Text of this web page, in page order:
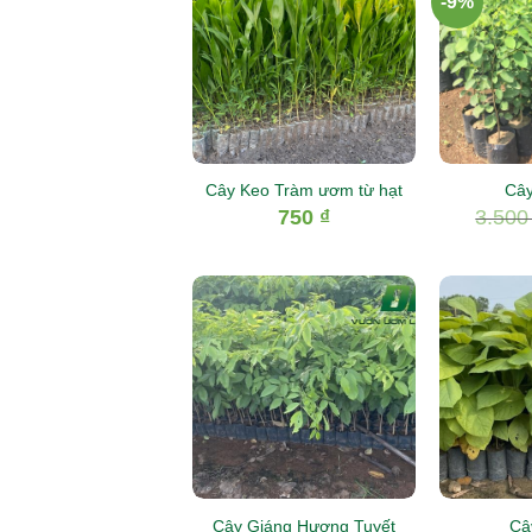
Cây Keo Tràm ươm từ hạt
750 ₫
Cây Giáng Hương Tuyết